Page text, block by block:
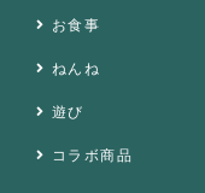
お食事
ねんね
遊び
コラボ商品